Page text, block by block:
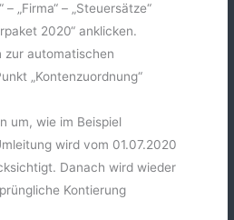
„Firma“ – „Steuersätze“
2020“ anklicken.
zur automatischen
„Kontenzuordnung“
um, wie im Beispiel
wird vom 01.07.2020
Danach wird wieder
Kontierung